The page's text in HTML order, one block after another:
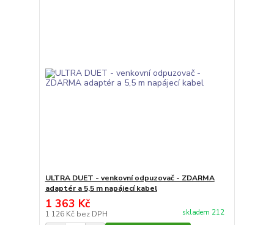
ULTRA DUET - venkovní odpuzovač - ZDARMA
adaptér a 5,5 m napájecí kabel
1 363 Kč
1 126 Kč bez DPH skladem 212